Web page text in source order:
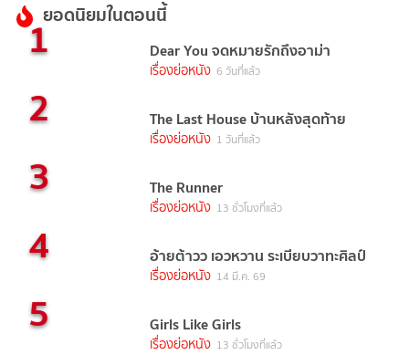
ยอดนิยมในตอนนี้
1 Dear You จดหมายรักถึงอาม่า
เรื่องย่อหนัง 6 วันที่แล้ว
2 The Last House บ้านหลังสุดท้าย
เรื่องย่อหนัง 1 วันที่แล้ว
3 The Runner
เรื่องย่อหนัง 13 ชั่วโมงที่แล้ว
4 อ้ายต้าวว เอวหวาน ระเบียบวาทะศิลป์
เรื่องย่อหนัง 14 มี.ค. 69
5 Girls Like Girls
เรื่องย่อหนัง 13 ชั่วโมงที่แล้ว